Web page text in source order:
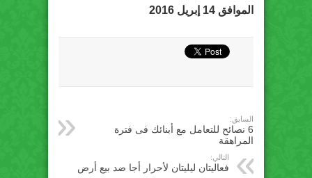
الموافق 14 إبريل 2016
السابق:
6 نصائح للتعامل مع أبنائك فى فترة
المراهقة
التالي:
فعاليتان ليليتان لأحرار أجا ضد بيع أرض